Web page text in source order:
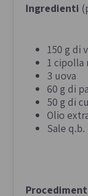
Ingredienti (
150 g di
1 cipolla
3 uova
60 g di
50 g di
Olio
Sale q.b.